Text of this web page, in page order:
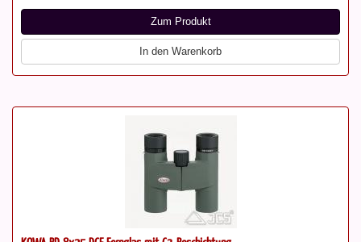
Zum Produkt
In den Warenkorb